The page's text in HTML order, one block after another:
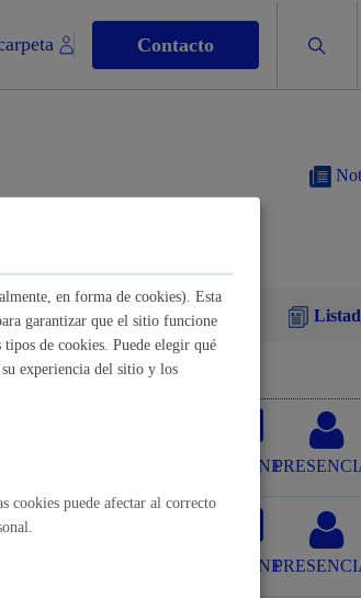
Contacto Buscar
público, residuos y medioambiente
Buscar
ONLINE
* Online con certificado
ONLINE
en forma de cookies). Esta
garantizar que el sitio funcione
de cookies. Puede elegir qué
experiencia del sitio y los
cookies puede afectar al correcto